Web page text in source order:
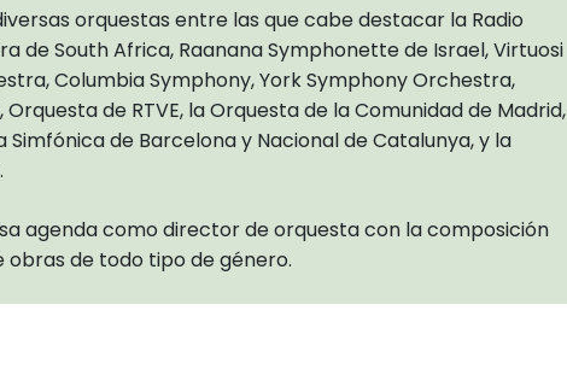
orquestas entre las que cabe destacar la Radio
de South Africa, Raanana Symphonette de Israel, Virtuosi
Columbia Symphony, York Symphony Orchestra,
Orquesta de RTVE, la Orquesta de la Comunidad de Madrid,
Simfónica de Barcelona y Nacional de Catalunya, y la
agenda como director de orquesta con la composición
obras de todo tipo de género.